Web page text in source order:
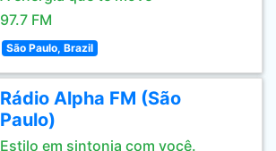
97.7 FM
São Paulo, Brazil
Rádio Alpha FM (São
Paulo)
Estilo em sintonia com você.